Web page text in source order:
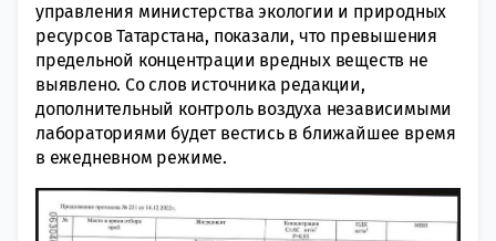
управления министерства экологии и природных
ресурсов Татарстана, показали, что превышения
предельной концентрации вредных веществ не
выявлено. Со слов источника редакции,
дополнительный контроль воздуха независимыми
лабораториями будет вестись в ближайшее время
в ежедневном режиме.